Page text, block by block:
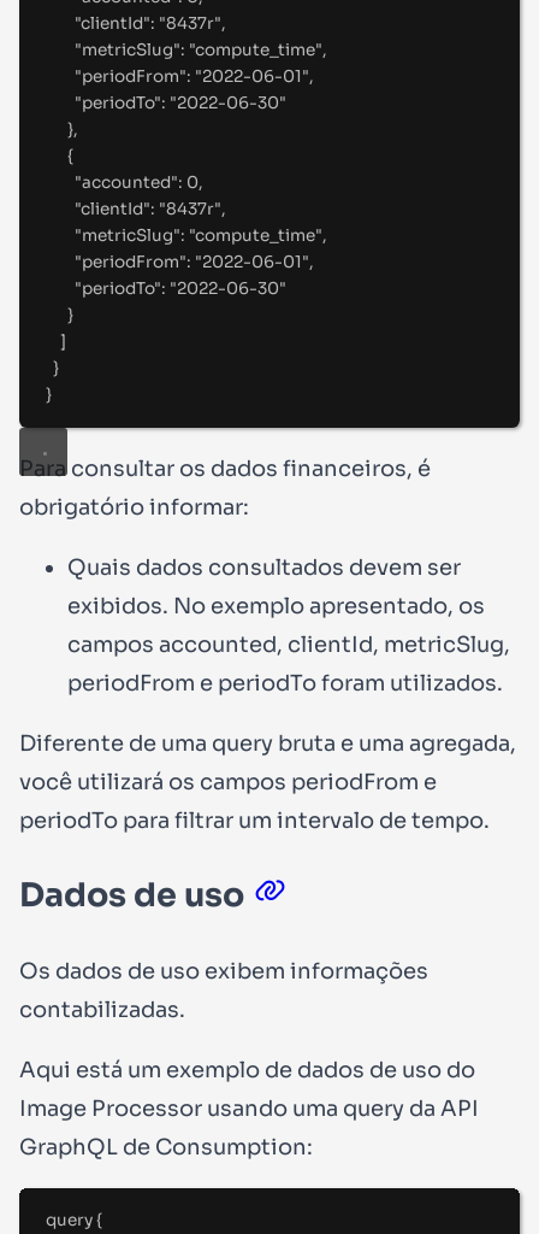
"clientId": "8437r",
"metricSlug": "compute_time",
"periodFrom": "2022-06-01",
"periodTo": "2022-06-30"
},
{
"accounted": 0,
"clientId": "8437r",
"metricSlug": "compute_time",
"periodFrom": "2022-06-01",
"periodTo": "2022-06-30"
}
]
}
}
Para consultar os dados financeiros, é
obrigatório informar:
Quais dados consultados devem ser
exibidos. No exemplo apresentado, os
campos accounted, clientId, metricSlug,
periodFrom e periodToforam utilizados.
Diferente de uma query bruta e uma agregada,
você utilizará os campos periodFrom e
periodTo para filtrar um intervalo de tempo.
Dados de uso
Os dados de uso exibem informações
contabilizadas.
Aqui está um exemplo de dados de uso do
Image Processor usando uma query da API
GraphQL de Consumption:
query {